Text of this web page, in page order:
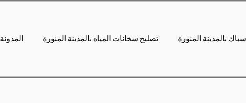
سباك بالمدينة المنورة تصليح سخانات المياه بالمدينة المنورة المدونة